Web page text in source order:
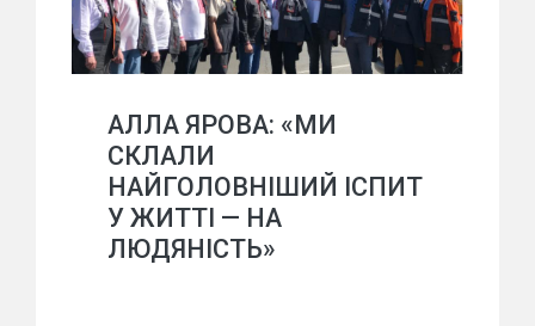
АЛЛА ЯРОВА: «МИ
СКЛАЛИ
НАЙГОЛОВНІШИЙ ІСПИТ
У ЖИТТІ — НА
ЛЮДЯНІСТЬ»